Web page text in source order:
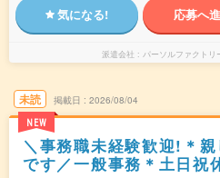
気になる! 応募へ
派遣会社 パーソルファクトリ
未読
NEW
掲載日 2026/08/04
＼事務職未経験歓迎!＊
です／一般事務＊土日祝